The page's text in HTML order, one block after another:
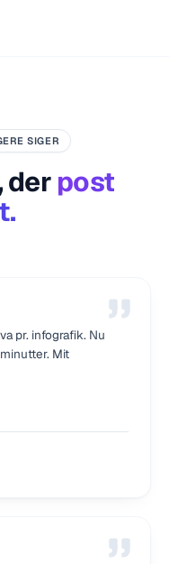
SIGER
der post
pr. infografik. Nu
Mit